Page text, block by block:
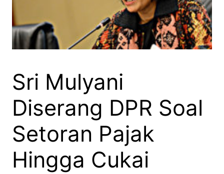
Sri Mulyani
Diserang DPR Soal
Setoran Pajak
Hingga Cukai